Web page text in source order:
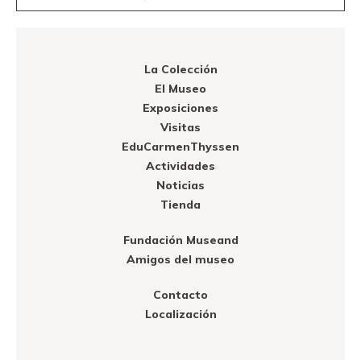
La Colección
El Museo
Exposiciones
Visitas
EduCarmenThyssen
Actividades
Noticias
Tienda
Fundación Museand
Amigos del museo
Contacto
Localización